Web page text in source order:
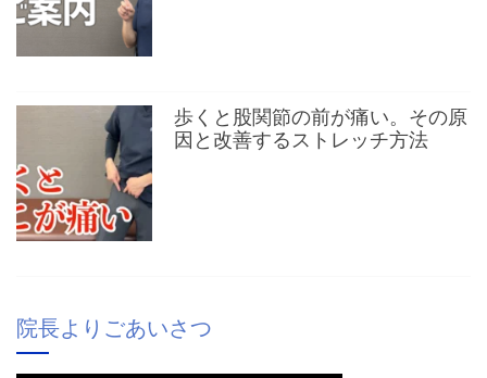
歩くと股関節の前が痛い。その原
因と改善するストレッチ方法
院長よりごあいさつ